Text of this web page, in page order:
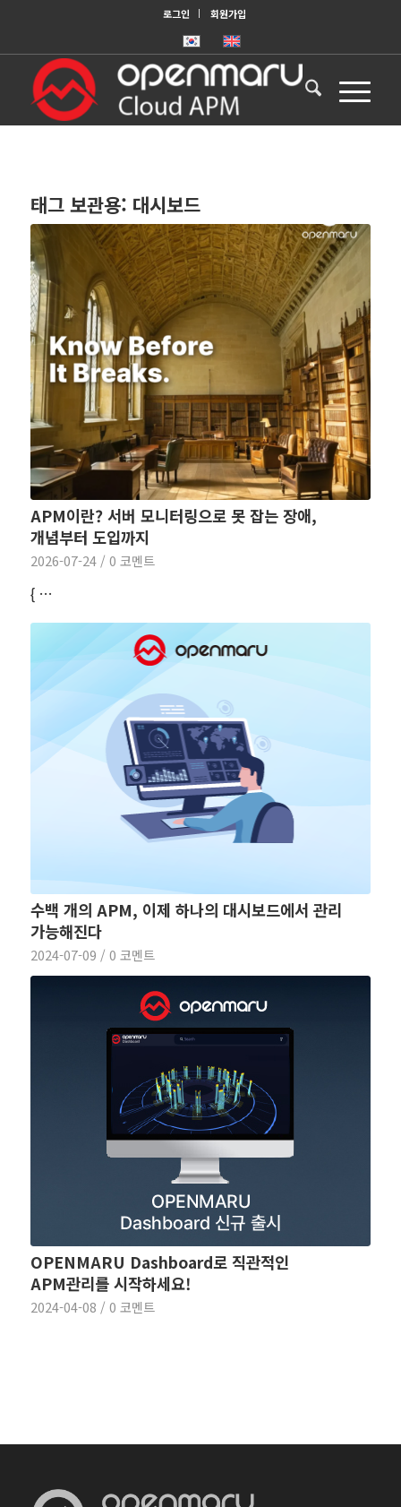
로그인 회원가입
태그 보관용: 대시보드
APM이란? 서버 모니터링으로 못 잡는 장애,
개념부터 도입까지
2026-07-24 / 0 코멘트
{ …
수백 개의 APM, 이제 하나의 대시보드에서 관리
가능해진다
2024-07-09 / 0 코멘트
OPENMARU Dashboard로 직관적인
APM관리를 시작하세요!
2024-04-08 / 0 코멘트